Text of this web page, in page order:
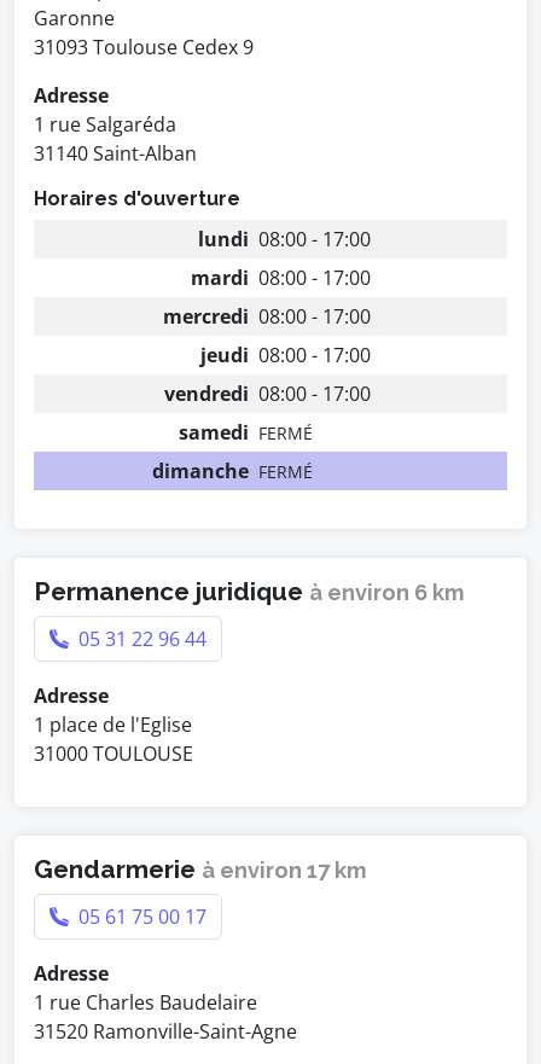
Garonne
31093 Toulouse Cedex 9
Adresse
1 rue Salgaréda
31140 Saint-Alban
Horaires d'ouverture
lundi 08:00 - 17:00
mardi 08:00 - 17:00
mercredi 08:00 - 17:00
jeudi 08:00 - 17:00
vendredi 08:00 - 17:00
samedi FERMÉ
dimanche FERMÉ
Permanence juridique à environ 6 km
05 31 22 96 44
Adresse
1 place de l'Eglise
31000 TOULOUSE
Gendarmerie à environ 17 km
05 61 75 00 17
Adresse
1 rue Charles Baudelaire
31520 Ramonville-Saint-Agne